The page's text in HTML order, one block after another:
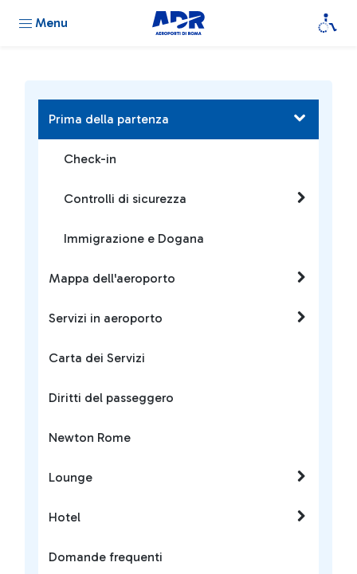
Menu
Prima della partenza
Check-in
Controlli di sicurezza
Immigrazione e Dogana
Mappa dell'aeroporto
Servizi in aeroporto
Carta dei Servizi
Diritti del passeggero
Newton Rome
Lounge
Hotel
Domande frequenti